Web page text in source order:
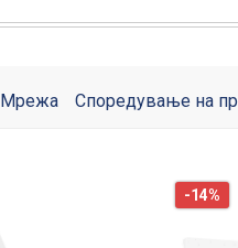
Мрежа Споредување на
-14%